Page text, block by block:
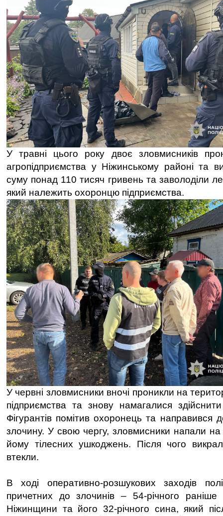
У травні цього року двоє зловмисників
агропідприємства у Ніжинському районі та
суму понад 110 тисяч гривень та заволоділи
який належить охоронцю підприємства.
У червні зловмисники вночі проникли на
підприємства та знову намагалися
Фігурантів помітив охоронець та направився
злочину. У свою чергу, зловмисники напали на
йому тілесних ушкоджень. Після чого
втекли.
В ході оперативно-розшукових заходів
причетних до злочинів – 54-річного
Ніжинщини та його 32-річного сина, який